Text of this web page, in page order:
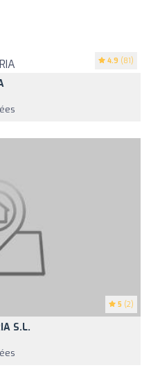
4.9 (81)
5 (2)
S.L.